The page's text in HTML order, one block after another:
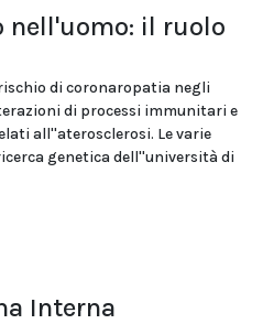
nell'uomo: il ruolo
di coronaropatia negli
di processi immunitari e
all''aterosclerosi. Le varie
genetica dell''università di
Interna